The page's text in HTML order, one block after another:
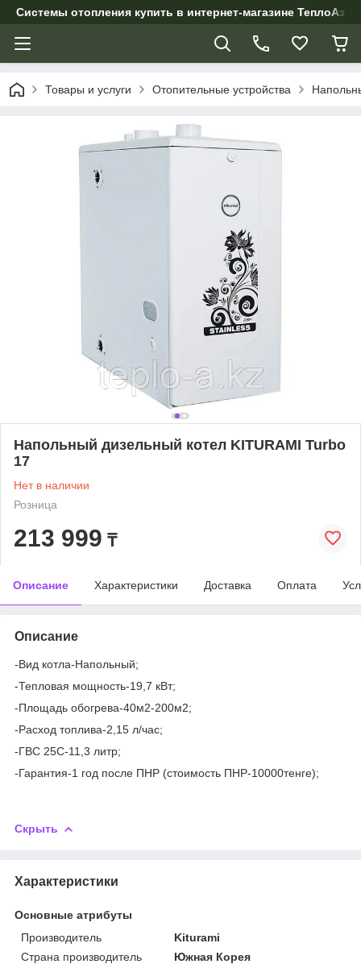
Системы отопления купить в интернет-магазине ТеплоАзии
Товары и услуги Отопительные устройства
Напольный дизельный котел KITURAMI Turbo
17
Нет в наличии
Розница
213 999 ₸
Описание Характеристики Доставка Оплата
Описание
-Вид котла-Напольный;
-Тепловая мощность-19,7 кВт;
-Площадь обогрева-40м2-200м2;
-Расход топлива-2,15 л/час;
-ГВС 25С-11,3 литр;
-Гарантия-1 год после ПНР (стоимость ПНР-10000тенге);
Скрыть
Характеристики
Основные атрибуты
Производитель
Kiturami
Страна производитель
Южная Корея